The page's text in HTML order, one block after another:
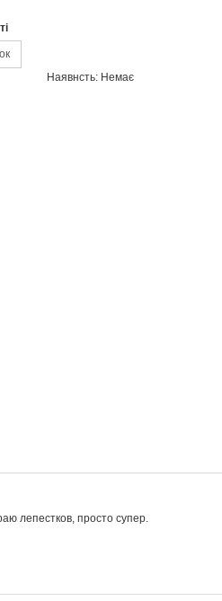
Наявнсть: Немає
лепестков, просто супер.